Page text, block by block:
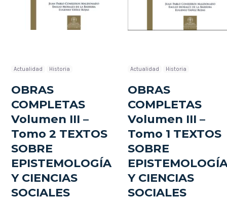
Actualidad Historia
OBRAS
COMPLETAS
Volumen III –
Tomo 2 TEXTOS
SOBRE
EPISTEMOLOGÍA
Y CIENCIAS
SOCIALES
Actualidad Historia
OBRAS
COMPLETAS
Volumen III –
Tomo 1 TEXTOS
SOBRE
Y CIENCIAS
SOCIALES